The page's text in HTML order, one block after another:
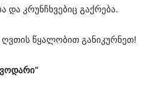
და კრუნჩხვებიც გაქრება.
ღვთის წყალობით განიკურნეთ!